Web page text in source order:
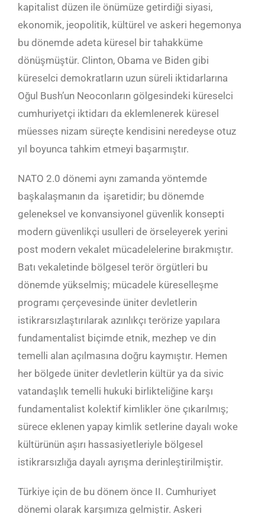
kapitalist düzen ile önümüze getirdiği siyasi,
ekonomik, jeopolitik, kültürel ve askeri hegemonya
bu dönemde adeta küresel bir tahakküme
dönüşmüştür. Clinton, Obama ve Biden gibi
küreselci demokratların uzun süreli iktidarlarına
Oğul Bush’un Neoconların gölgesindeki küreselci
cumhuriyetçi iktidarı da eklemlenerek küresel
müesses nizam süreçte kendisini neredeyse otuz
yıl boyunca tahkim etmeyi başarmıştır.
NATO 2.0 dönemi aynı zamanda yöntemde
başkalaşmanın da işaretidir; bu dönemde
geleneksel ve konvansiyonel güvenlik konsepti
modern güvenlikçi usulleri de örseleyerek yerini
post modern vekalet mücadelelerine bırakmıştır.
Batı vekaletinde bölgesel terör örgütleri bu
dönemde yükselmiş; mücadele küreselleşme
programı çerçevesinde üniter devletlerin
istikrarsızlaştırılarak azınlıkçı terörize yapılara
fundamentalist biçimde etnik, mezhep ve din
temelli alan açılmasına doğru kaymıştır. Hemen
her bölgede üniter devletlerin kültür ya da sivic
vatandaşlık temelli hukuki birlikteliğine karşı
fundamentalist kolektif kimlikler öne çıkarılmış;
sürece eklenen yapay kimlik setlerine dayalı woke
kültürünün aşırı hassasiyetleriyle bölgesel
istikrarsızlığa dayalı ayrışma derinleştirilmiştir.
Türkiye için de bu dönem önce II. Cumhuriyet
dönemi olarak karşımıza gelmiştir. Askeri